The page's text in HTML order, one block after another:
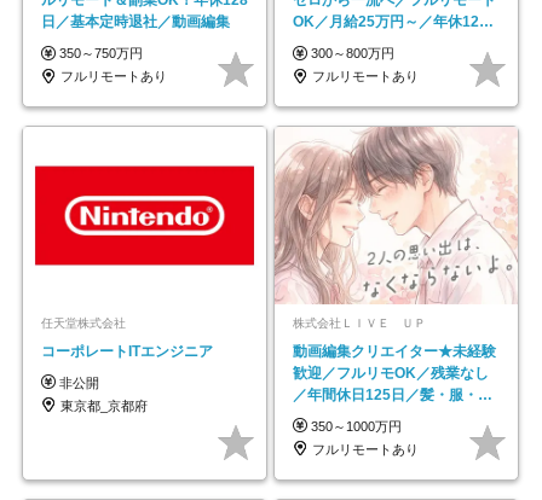
日／基本定時退社／動画編集
350～750万円
フルリモートあり
OK／月給25万円～／年休125
日以上
300～800万円
フルリモートあり
任天堂株式会社
コーポレートITエンジニア
非公開
東京都_京都府
株式会社ＬＩＶＥ ＵＰ
動画編集クリエイター★未経験
歓迎／フルリモOK／残業なし
／年間休日125日／髪・服・ネ
イル自由／研修充実で安心
350～1000万円
フルリモートあり